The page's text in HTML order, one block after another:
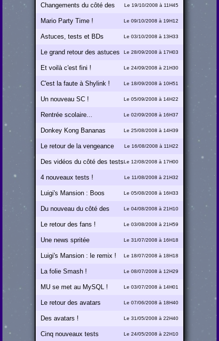
Le 19/10/2008 à 11H45
Changements du côté des
cartes Mario ! Le 09/10/2008 à 19H12
Mario Party Time !
Le 03/10/2008 à 13H33
Astuces, tests et BDs
Le 28/09/2008 à 17H03
Le grand retour des astuces
sur MU ! Le 24/09/2008 à 21H30
Et voilà c'est fini !
Le 18/09/2008 à 10H51
C'est la faute à Shylink !
Le 05/09/2008 à 14H22
Un nouveau SC !
Le 02/09/2008 à 16H37
Rentrée scolaire...
Le 25/08/2008 à 14H39
Donkey Kong Bananas
Quest Le 16/08/2008 à 11H22
Le retour de la vengeance
des vidéos 2 : la suite du débutLe 12/08/2008 à 17H00
Des vidéos du côté des tests
SNES Le 11/08/2008 à 21H32
4 nouveaux tests !
Le 05/08/2008 à 16H33
Luigi's Mansion : Boos
Havoc Le 04/08/2008 à 21H10
Du nouveau du côté des
tests ! Le 03/08/2008 à 21H59
Le retour des fans !
Le 31/07/2008 à 16H18
Une news spritée
Le 18/07/2008 à 18H18
Luigi's Mansion : le remix !
Le 08/07/2008 à 12H29
La folie Smash !
Le 03/07/2008 à 14H01
MU se met au MySQL !
Le 07/06/2008 à 18H40
Le retour des avatars
Le 31/05/2008 à 22H40
Des avatars !
Le 24/05/2008 à 22H10
Cinq nouveaux tests